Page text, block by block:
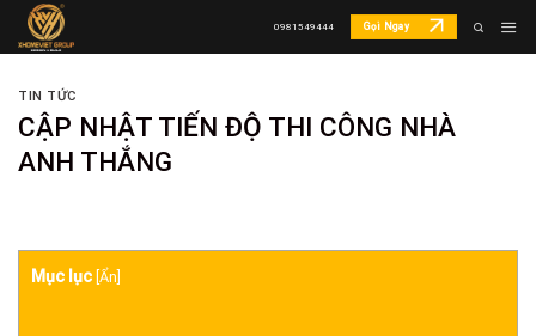
Skip
0981549444 Gọi Ngay
TIN TỨC
CẬP NHẬT TIẾN ĐỘ THI CÔNG NHÀ
ANH THẮNG
Mục lục Ẩn